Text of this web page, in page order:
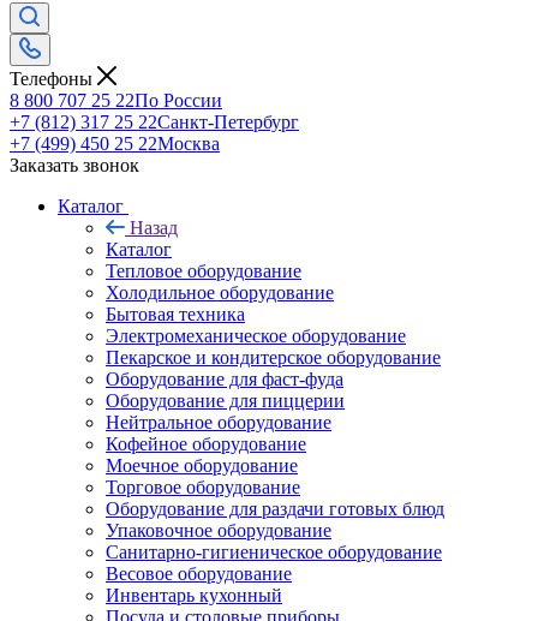
Телефоны
8 800 707 25 22По России
+7 (812) 317 25 22Санкт-Петербург
+7 (499) 450 25 22Москва
Заказать звонок
Каталог
Назад
Каталог
Тепловое оборудование
Холодильное оборудование
Бытовая техника
Электромеханическое оборудование
Пекарское и кондитерское оборудование
Оборудование для фаст-фуда
Оборудование для пиццерии
Нейтральное оборудование
Кофейное оборудование
Моечное оборудование
Торговое оборудование
Оборудование для раздачи готовых блюд
Упаковочное оборудование
Санитарно-гигиеническое оборудование
Весовое оборудование
Инвентарь кухонный
Посуда и столовые приборы